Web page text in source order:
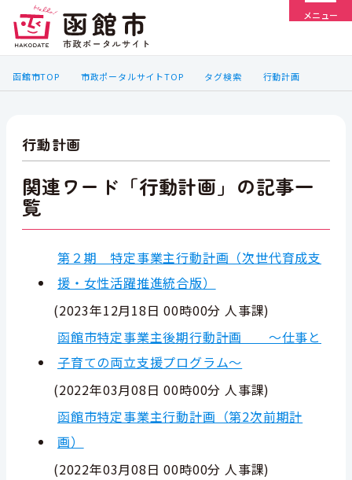
メニュー
函館市TOP 市政ポータルサイトTOP タグ検索 行動計画
行動計画
関連ワード「行動計画」の記事一
覧
第２期 特定事業主行動計画（次世代育成支
援・女性活躍推進統合版）
(2023年12月18日 00時00分 人事課)
函館市特定事業主後期行動計画 ～仕事と
子育ての両立支援プログラム～
(2022年03月08日 00時00分 人事課)
函館市特定事業主行動計画（第2次前期計
画）
(2022年03月08日 00時00分 人事課)